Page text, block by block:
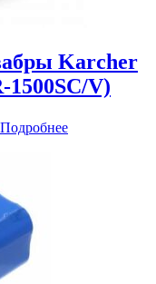
Karcher
1500SC/V)
цена:
Подробнее